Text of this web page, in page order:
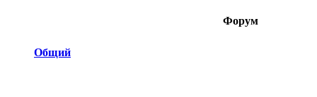
Форум
Общий